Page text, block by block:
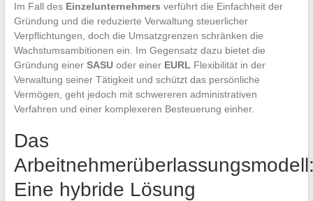
Im Fall des Einzelunternehmers verführt die Einfachheit der
Gründung und die reduzierte Verwaltung steuerlicher
Verpflichtungen, doch die Umsatzgrenzen schränken die
Wachstumsambitionen ein. Im Gegensatz dazu bietet die
Gründung einer SASUoder einer EURL Flexibilität in der
Verwaltung seiner Tätigkeit und schützt das persönliche
Vermögen, geht jedoch mit schwereren administrativen
Verfahren und einer komplexeren Besteuerung einher.
Das
Eine hybride Lösung